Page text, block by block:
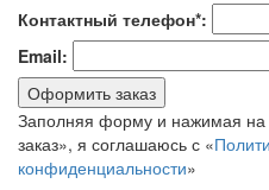
Контактный телефон*:
Email:
Оформить заказ
Заполняя форму и нажимая
заказ», я соглашаюсь с «
конфиденциальности»